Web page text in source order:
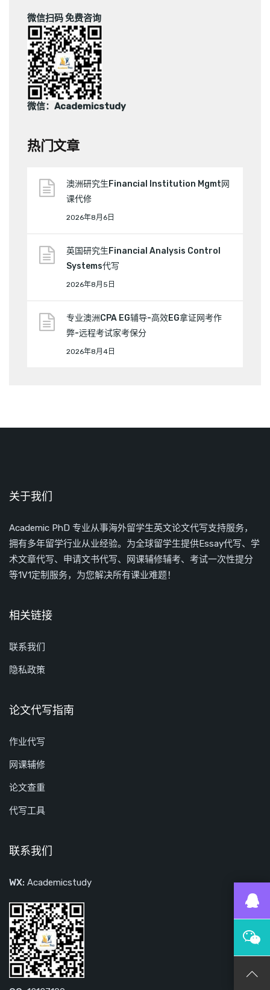
微信扫码 免费咨询
微信：Academicstudy
热门文章
澳洲研究生Financial Institution Mgmt网
课代修
2026年8月6日
英国研究生Financial Analysis Control
Systems代写
2026年8月5日
专业澳洲CPA EG辅导-高效EG拿证网考作
弊-远程考试家考保分
2026年8月4日
关于我们
Academic PhD 专业从事海外留学生英文论文代写支持服务，
拥有多年留学行业从业经验。为全球留学生提供Essay代写、学
术文章代写、申请文书代写、网课辅修辅考、考试一次性提分
等1V1定制服务，为您解决所有课业难题！
相关链接
联系我们
隐私政策
论文代写指南
作业代写
网课辅修
论文查重
代写工具
联系我们
WX: Academicstudy